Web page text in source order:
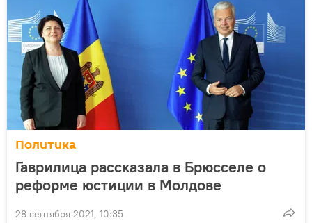
Политика
Гаврилица рассказала в Брюсселе о
реформе юстиции в Молдове
28 сентября 2021, 10:35